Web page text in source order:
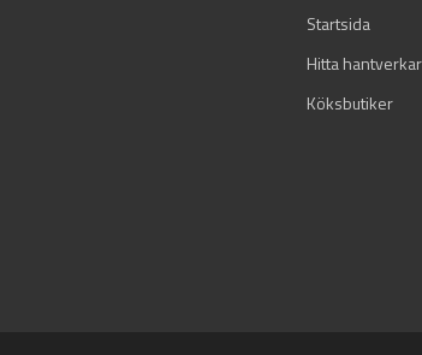
Startsida
Hitta
Köksbutiker